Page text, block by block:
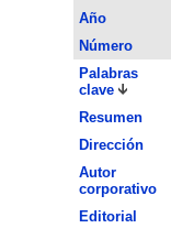
Año
Número
Palabras
clave
Resumen
Dirección
Autor
corporativo
Editorial